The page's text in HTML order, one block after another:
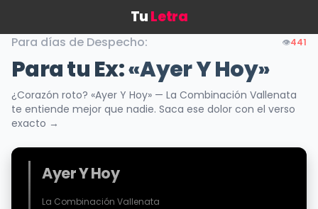
TuLetra
Para días de Despecho: 👁️441
Para tu Ex:«Ayer Y Hoy»
¿Corazón roto? «Ayer Y Hoy» — La Combinación Vallenata
te entiende mejor que nadie. Saca ese dolor con el verso
exacto →
Ayer Y Hoy
La Combinación Vallenata